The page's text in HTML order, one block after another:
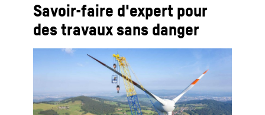
Savoir-faire d'expert pour
des travaux sans danger